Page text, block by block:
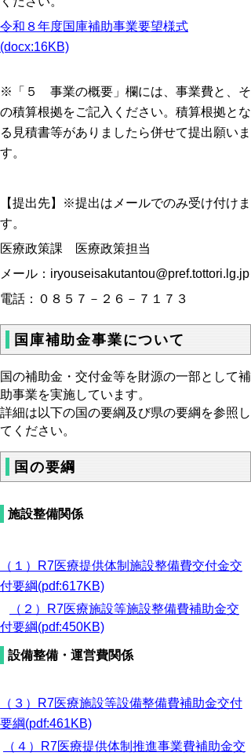
令和８年度国庫補助事業要望様式
(docx:16KB)
※「５ 事業の概要」欄には、事業費と、そ
の積算根拠をご記入ください。積算根拠とな
る見積書等がありましたら併せて提出願いま
す。
【提出先】※提出はメールでのみ受け付けま
す。
医療政策課 医療政策担当
メール：iryouseisakutantou@pref.tottori.lg.jp
電話：０８５７－２６－７１７３
国庫補助金事業について
国の補助金・交付金等を財源の一部として補
助事業を実施しています。
詳細は以下の国の要綱及び県の要綱を参照し
てください。
国の要綱
施設整備関係
（１）R7医療提供体制施設整備費交付金交
付要綱(pdf:617KB)
（２）R7医療施設等施設整備費補助金交
付要綱(pdf:450KB)
設備整備・運営費関係
（３）R7医療施設等設備整備費補助金交付
要綱(pdf:461KB)
（４）R7医療提供体制推進事業費補助金交